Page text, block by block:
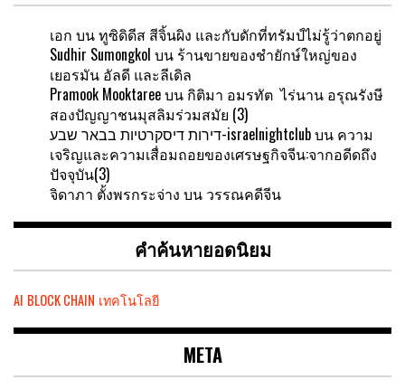
เอก บนทูซิดิดีส สีจิ้นผิง และกับดักที่ทรัมป์ไม่รู้ว่าตกอยู่
Sudhir Sumongkol บน ร้านขายของชำยักษ์ใหญ่ของ
เยอรมัน อัลดี และลีเดิล
Pramook Mooktareeบน กิติมา อมรทัต ไร่นาน อรุณรังษี
สองปัญญาชนมุสลิมร่วมสมัย (3)
דירות דיסקרטיות בבאר שבע-israelnightclubบน ความ
เจริญและความเสื่อมถอยของเศรษฐกิจจีน:จากอดีดถึง
ปัจจุบัน(3)
จิดาภา ตั้งพรกระจ่าง บน วรรณคดีจีน
คำค้นหายอดนิยม
AI BLOCK CHAIN เทคโนโลยี
META